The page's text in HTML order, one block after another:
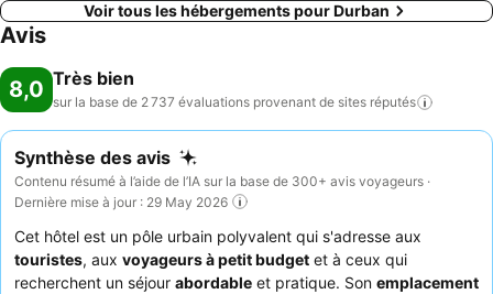
Voir tous les hébergements pour Durban
Avis
8,0 Très bien
sur la base de 2 737 évaluations provenant de sites réputés
Synthèse des avis
Contenu résumé à l’aide de l’IA sur la base de 300+ avis voyageurs ·
Dernière mise à jour : 29 May 2026
Cet hôtel est un pôle urbain polyvalent qui s'adresse aux
touristes, aux voyageurs à petit budget et à ceux qui
recherchent un séjour abordable et pratique. Son emplacement